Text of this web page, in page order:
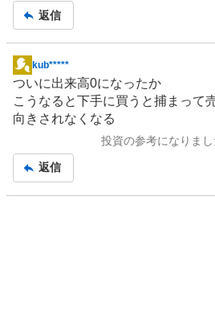
返信
掲
示
板
記
kub*****
ついに出来高0になったか
こうなると下手に買うと捕まって
向きされなくなる
投資の参考になりまし
返信